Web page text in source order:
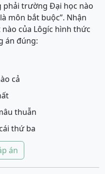
phải trường Đại học nào
môn bắt buộc”. Nhận
của Lôgíc hình thức
án đúng:
cả
thuẫn
thứ ba
án